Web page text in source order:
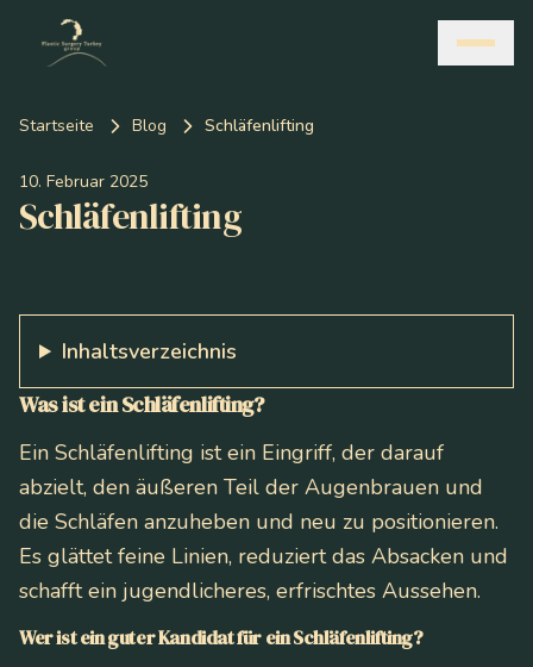
Startseite Blog Schläfenlifting
10. Februar 2025
Schläfenlifting
Inhaltsverzeichnis
Was ist ein Schläfenlifting?
Ein Schläfenlifting ist ein Eingriff, der darauf
abzielt, den äußeren Teil der Augenbrauen und
die Schläfen anzuheben und neu zu positionieren.
Es glättet feine Linien, reduziert das Absacken und
schafft ein jugendlicheres, erfrischtes Aussehen.
Wer ist ein guter Kandidat für ein Schläfenlifting?